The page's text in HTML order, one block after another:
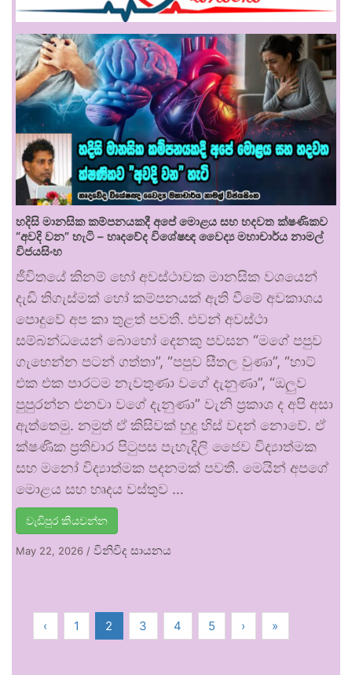
හදිසි මානසික කම්පනයකදී අපේ මොළය සහ හදවත ක්ෂණිකව
“අවදි වන” හැටි – හෘදවේද විශේෂඥ වෛද්‍ය මහාචාර්ය නාමල්
විජයසිංහ
ජීවිතයේ කිනම් හෝ අවස්ථාවක මානසික වශයෙන්
දැඩි තිගැස්මක් හෝ කම්පනයක් ඇති වීමේ අවකාශය
පොදුවේ අප කා තුළත් පවතී. එවන් අවස්ථා
සම්බන්ධයෙන් බොහෝ දෙනකු පවසන “මගේ පපුව
ගැහෙන්න පටන් ගත්තා”, “පපුව සීතල වුණා”, “හාට්
එක එක පාරටම නැවතුණා වගේ දැනුණා”, “ඔලුව
පුපුරන්න එනවා වගේ දැනුණා” වැනි ප්‍රකාශ ද අපි අසා
ඇත්තෙමු. නමුත් ඒ කිසිවක් හුදු හිස් වදන් නොවේ. ඒ
ක්ෂණික ප්‍රතිචාර පිටුපස පැහැදිලි ජෛව විද්‍යාත්මක
සහ මනෝ විද්‍යාත්මක පදනමක් පවතී. මෙයින් අපගේ
මොළය සහ හෘදය වස්තුව …
වැඩිපුර කියවන්න
May 22, 2026 / විනිවිද සායනය
‹ 1 2 3 4 5 › »